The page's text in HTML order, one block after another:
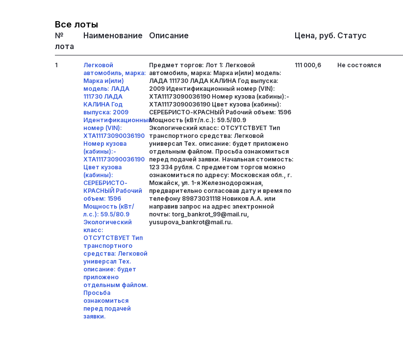
Все лоты
№
лота
Наименование Описание Цена, руб. Статус
1
Легковой
автомобиль, марка:
Марка и(или)
модель: ЛАДА
111730 ЛАДА
КАЛИНА Год
выпуска: 2009
Идентификационный
номер (VIN):
XTA11173090036190
Номер кузова
(кабины):-
XTA11173090036190
Цвет кузова
(кабины):
СЕРЕБРИСТО-
КРАСНЫЙ Рабочий
объем: 1596
Мощность (кВт/
л.с.): 59.5/80.9
Экологический
класс:
ОТСУТСТВУЕТ Тип
транспортного
средства: Легковой
универсал Тех.
описание: будет
приложено
отдельным файлом.
Просьба
ознакомиться
перед подачей
заявки.
Предмет торгов: Лот 1: Легковой
автомобиль, марка: Марка и(или) модель:
ЛАДА 111730 ЛАДА КАЛИНА Год выпуска:
2009 Идентификационный номер (VIN):
XTA11173090036190 Номер кузова (кабины):-
XTA11173090036190 Цвет кузова (кабины):
СЕРЕБРИСТО-КРАСНЫЙ Рабочий объем: 1596
Мощность (кВт/л.с.): 59.5/80.9
Экологический класс: ОТСУТСТВУЕТ Тип
транспортного средства: Легковой
универсал Тех. описание: будет приложено
отдельным файлом. Просьба ознакомиться
перед подачей заявки. Начальная стоимость:
123 334 рубля. С предметом торгов можно
ознакомиться по адресу: Московская обл., г.
Можайск, ул. 1-я Железнодорожная,
предварительно согласовав дату и время по
телефону 89873031118 Новиков А.А. или
направив запрос на адрес электронной
почты: torg_bankrot_99@mail.ru,
yusupova_bankrot@mail.ru.
111 000,6 Не состоялся